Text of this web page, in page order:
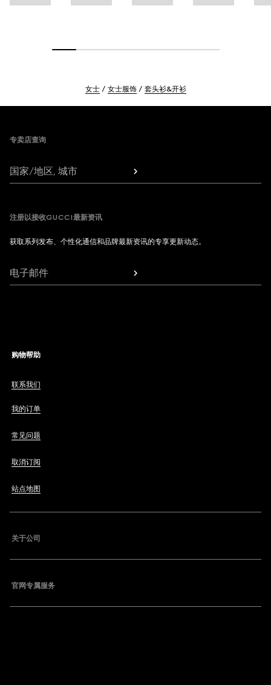
女士 女士服饰 套头衫&开衫
专卖店查询
国家/地区, 城市
注册以接收GUCCI最新资讯
获取系列发布、个性化通信和品牌最新资讯的专享更新动态。
电子邮件
购物帮助
联系我们
我的订单
常见问题
取消订阅
站点地图
关于公司
官网专属服务